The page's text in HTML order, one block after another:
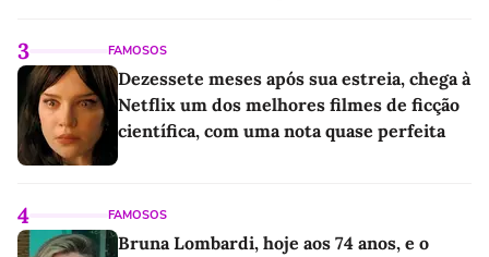
3 FAMOSOS
Dezessete meses após sua estreia, chega à
Netflix um dos melhores filmes de ficção
científica, com uma nota quase perfeita
4 FAMOSOS
Bruna Lombardi, hoje aos 74 anos, e o